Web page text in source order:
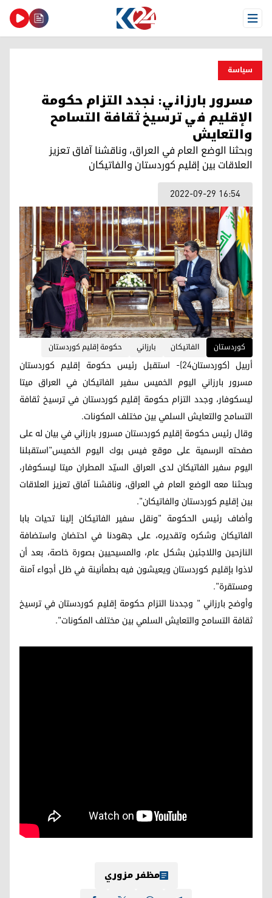
Open Menu
سیاسة
مسرور بارزاني: نجدد التزام حكومة
الإقليم في ترسيخ ثقافة التسامح
والتعايش
وبحثنا الوضع العام في العراق، وناقشنا آفاق تعزيز
العلاقات بين إقليم كوردستان والفاتيكان
2022-09-29 16:54
کوردستان الفاتيكان بارزاني حكومة إقليم كوردستان
أربيل (كوردستان24)- استقبل رئيس حكومة إقليم كوردستان
مسرور بارزاني اليوم الخميس سفير الفاتيكان في العراق ميتا
ليسكوفار، وجدد التزام حكومة إقليم كوردستان في ترسيخ ثقافة
التسامح والتعايش السلمي بين مختلف المكونات.
وقال رئيس حكومة إقليم كوردستان مسرور بارزاني في بيان له على
صفحته الرسمية على موقع فيس بوك اليوم الخميس"استقبلنا
اليوم سفير الفاتيكان لدى العراق السيّد المطران ميتا ليسكوفار،
وبحثنا معه الوضع العام في العراق، وناقشنا آفاق تعزيز العلاقات
بين إقليم كوردستان والفاتيكان".
وأضاف رئيس الحكومة "ونقل سفير الفاتيكان إلينا تحيات بابا
الفاتيكان وشكره وتقديره، على جهودنا في احتضان واستضافة
النازحين واللاجئين بشكل عام، والمسيحيين بصورة خاصة، بعد أن
لاذوا بإقليم كوردستان ويعيشون فيه بطمأنينة في ظل أجواء آمنة
ومستقرة".
وأوضح بارزاني " وجددنا التزام حكومة إقليم كوردستان في ترسيخ
ثقافة التسامح والتعايش السلمي بين مختلف المكونات".
مظفر مزوري